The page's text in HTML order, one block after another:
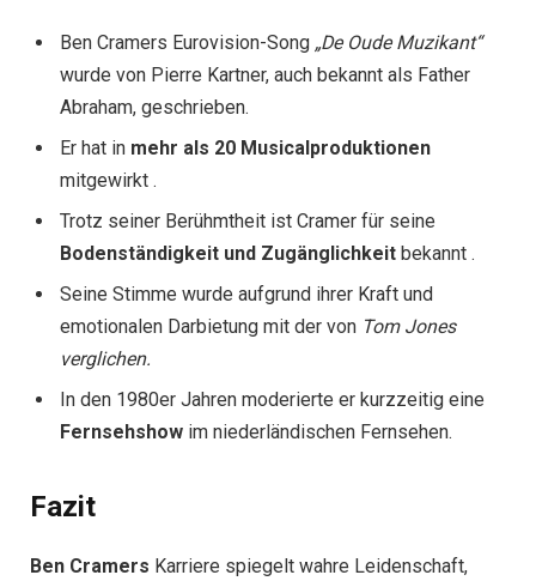
Ben Cramers Eurovision-Song „De Oude Muzikant“
wurde von Pierre Kartner, auch bekannt als Father
Abraham, geschrieben.
Er hat in mehr als 20 Musicalproduktionen
mitgewirkt .
Trotz seiner Berühmtheit ist Cramer für seine
Bodenständigkeit und Zugänglichkeit bekannt .
Seine Stimme wurde aufgrund ihrer Kraft und
emotionalen Darbietung mit der von Tom Jones
verglichen.
In den 1980er Jahren moderierte er kurzzeitig eine
Fernsehshow im niederländischen Fernsehen.
Fazit
Ben Cramers Karriere spiegelt wahre Leidenschaft,